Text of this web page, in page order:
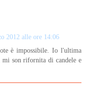
2012 alle ore 14:06
è impossibile. Io l'ultima
mi son rifornita di candele e